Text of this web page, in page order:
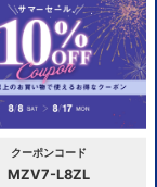
クーポンコード
MZV7-L8ZL